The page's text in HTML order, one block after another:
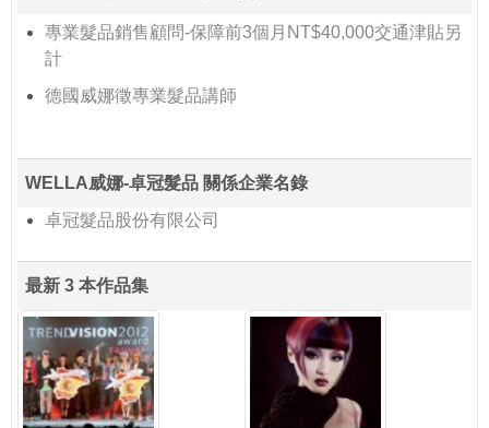
專業髮品銷售顧問-保障前3個月NT$40,000交通津貼另
計
德國威娜徵專業髮品講師
WELLA威娜-卓冠髮品 關係企業名錄
卓冠髮品股份有限公司
最新 3 本作品集